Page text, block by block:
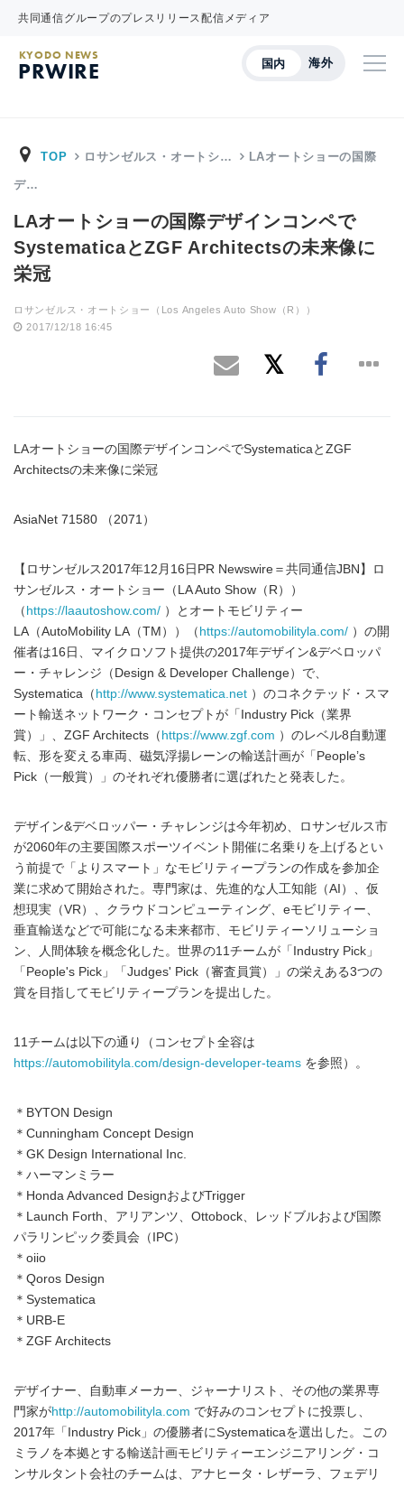
共同通信グループのプレスリリース配信メディア
国内 海外
KYODO NEWS
PRWIRE
TOP ロサンゼルス・オートシ… LAオートショーの国際
デ…
LAオートショーの国際デザインコンペで
SystematicaとZGF Architectsの未来像に
栄冠
ロサンゼルス・オートショー（Los Angeles Auto Show（R））
2017/12/18 16:45
LAオートショーの国際デザインコンペでSystematicaとZGF
Architectsの未来像に栄冠
AsiaNet 71580 （2071）
【ロサンゼルス2017年12月16日PR Newswire＝共同通信JBN】ロ
サンゼルス・オートショー（LA Auto Show（R））
（ https://laautoshow.com/ ）とオートモビリティー
LA（AutoMobility LA（TM））（ https://automobilityla.com/ ）の開
催者は16日、マイクロソフト提供の2017年デザイン&デベロッパ
ー・チャレンジ（Design & Developer Challenge）で、
Systematica（ http://www.systematica.net ）のコネクテッド・スマ
ート輸送ネットワーク・コンセプトが「Industry Pick（業界
賞）」、ZGF Architects（ https://www.zgf.com ）のレベル8自動運
転、形を変える車両、磁気浮揚レーンの輸送計画が「People’s
Pick（一般賞）」のそれぞれ優勝者に選ばれたと発表した。
デザイン&デベロッパー・チャレンジは今年初め、ロサンゼルス市
が2060年の主要国際スポーツイベント開催に名乗りを上げるとい
う前提で「よりスマート」なモビリティープランの作成を参加企
業に求めて開始された。専門家は、先進的な人工知能（AI）、仮
想現実（VR）、クラウドコンピューティング、eモビリティー、
垂直輸送などで可能になる未来都市、モビリティーソリューショ
ン、人間体験を概念化した。世界の11チームが「Industry Pick」
「People's Pick」「Judges' Pick（審査員賞）」の栄えある3つの
賞を目指してモビリティープランを提出した。
11チームは以下の通り（コンセプト全容は
https://automobilityla.com/design-developer-teams を参照）。
＊BYTON Design
＊Cunningham Concept Design
＊GK Design International Inc.
＊ハーマンミラー
＊Honda Advanced DesignおよびTrigger
＊Launch Forth、アリアンツ、Ottobock、レッドブルおよび国際
パラリンピック委員会（IPC）
＊oiio
＊Qoros Design
＊Systematica
＊URB-E
＊ZGF Architects
デザイナー、自動車メーカー、ジャーナリスト、その他の業界専
門家がhttp://automobilityla.com で好みのコンセプトに投票し、
2017年「Industry Pick」の優勝者にSystematicaを選出した。この
ミラノを本拠とする輸送計画モビリティーエンジニアリング・コ
ンサルタント会社のチームは、アナヒータ・レザーラ、フェデリ